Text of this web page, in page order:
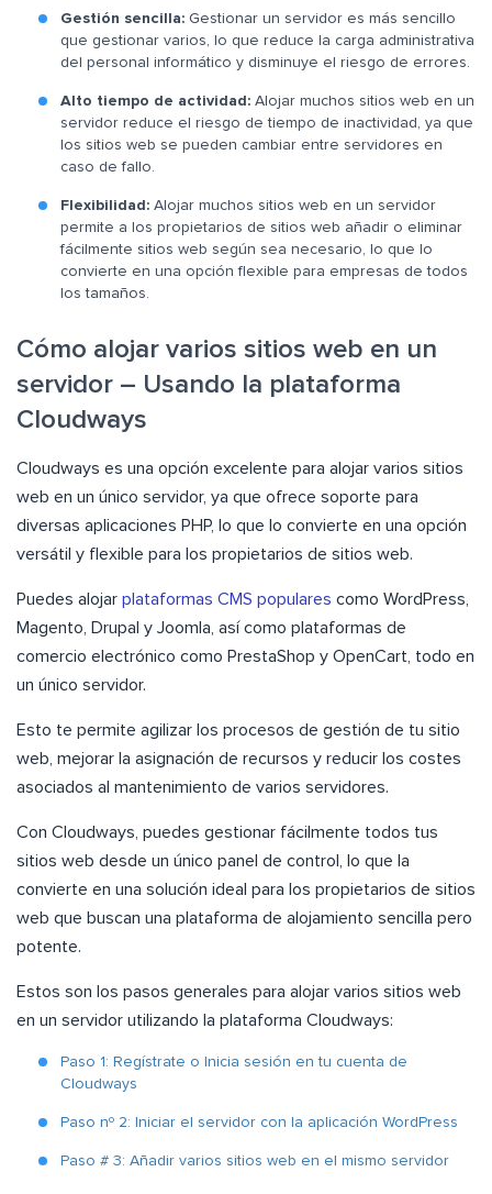
Gestión sencilla: Gestionar un servidor es más sencillo
que gestionar varios, lo que reduce la carga administrativa
del personal informático y disminuye el riesgo de errores.
Alto tiempo de actividad: Alojar muchos sitios web en un
servidor reduce el riesgo de tiempo de inactividad, ya que
los sitios web se pueden cambiar entre servidores en
caso de fallo.
Flexibilidad: Alojar muchos sitios web en un servidor
permite a los propietarios de sitios web añadir o eliminar
fácilmente sitios web según sea necesario, lo que lo
convierte en una opción flexible para empresas de todos
los tamaños.
Cómo alojar varios sitios web en un
servidor – Usando la plataforma
Cloudways
Cloudways es una opción excelente para alojar varios sitios
web en un único servidor, ya que ofrece soporte para
diversas aplicaciones PHP, lo que lo convierte en una opción
versátil y flexible para los propietarios de sitios web.
Puedes alojar plataformas CMS populares como WordPress,
Magento, Drupal y Joomla, así como plataformas de
comercio electrónico como PrestaShop y OpenCart, todo en
un único servidor.
Esto te permite agilizar los procesos de gestión de tu sitio
web, mejorar la asignación de recursos y reducir los costes
asociados al mantenimiento de varios servidores.
Con Cloudways, puedes gestionar fácilmente todos tus
sitios web desde un único panel de control, lo que la
convierte en una solución ideal para los propietarios de sitios
web que buscan una plataforma de alojamiento sencilla pero
potente.
Estos son los pasos generales para alojar varios sitios web
en un servidor utilizando la plataforma Cloudways:
Paso 1: Regístrate o Inicia sesión en tu cuenta de
Cloudways
Paso nº 2: Iniciar el servidor con la aplicación WordPress
Paso # 3: Añadir varios sitios web en el mismo servidor